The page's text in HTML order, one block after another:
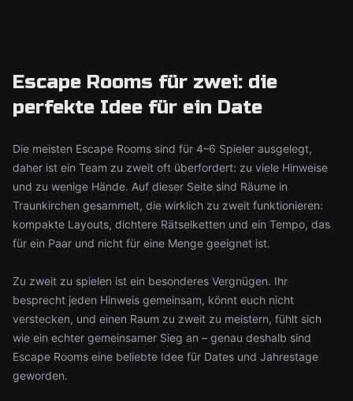
Escape Rooms für zwei: die
perfekte Idee für ein Date
Die meisten Escape Rooms sind für 4–6 Spieler ausgelegt,
daher ist ein Team zu zweit oft überfordert: zu viele Hinweise
und zu wenige Hände. Auf dieser Seite sind Räume in
Traunkirchen gesammelt, die wirklich zu zweit funktionieren:
kompakte Layouts, dichtere Rätselketten und ein Tempo, das
für ein Paar und nicht für eine Menge geeignet ist.
Zu zweit zu spielen ist ein besonderes Vergnügen. Ihr
besprecht jeden Hinweis gemeinsam, könnt euch nicht
verstecken, und einen Raum zu zweit zu meistern, fühlt sich
wie ein echter gemeinsamer Sieg an – genau deshalb sind
Escape Rooms eine beliebte Idee für Dates und Jahrestage
geworden.